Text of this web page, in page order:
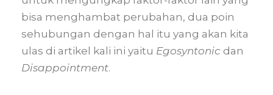
bisa menghambat perubahan, dua poin
sehubungan dengan hal itu yang akan kita
ulas di artikel kali ini yaitu Egosyntonic dan
Disappointment.